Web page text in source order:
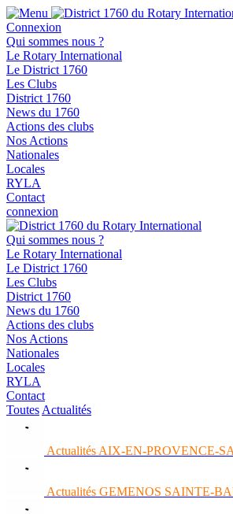
Connexion
Qui sommes nous ?
Le Rotary International
Le District 1760
Les Clubs
District 1760
News du 1760
Actions des clubs
Nos Actions
Nationales
Locales
RYLA
Contact
connexion
Qui sommes nous ?
Le Rotary International
Le District 1760
Les Clubs
District 1760
News du 1760
Actions des clubs
Nos Actions
Nationales
Locales
RYLA
Contact
Toutes Actualités
Actualités AIX-EN-PROVENCE-
Actualités GEMENOS SAINTE-